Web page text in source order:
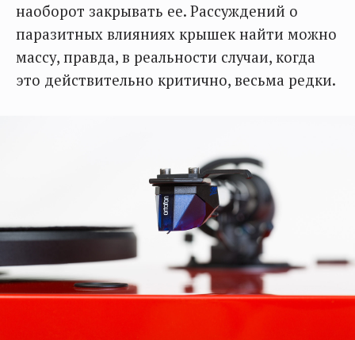
наоборот закрывать ее. Рассуждений о
паразитных влияниях крышек найти можно
массу, правда, в реальности случаи, когда
это действительно критично, весьма редки.